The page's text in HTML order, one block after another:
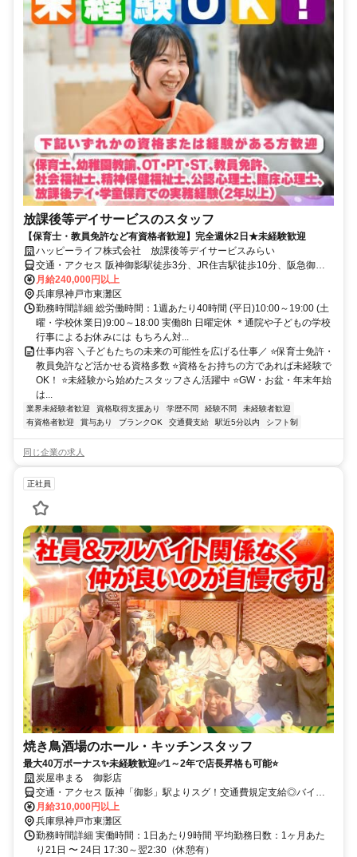
放課後等デイサービスのスタッフ
【保育士・教員免許など有資格者歓迎】完全週休2日★未経験歓迎
ハッピーライフ株式会社 放課後等デイサービスみらい
交通・アクセス 阪神御影駅徒歩3分、JR住吉駅徒歩10分、阪急御影
駅徒歩15分
月給240,000円以上
兵庫県神戸市東灘区
勤務時間詳細 総労働時間：1週あたり40時間 (平日)10:00～19:00 (土
曜・学校休業日)9:00～18:00 実働8h 日曜定休 ＊通院や子どもの学校
行事によるお休みには もちろん対...
仕事内容 ＼子どもたちの未来の可能性を広げる仕事／ ⭐保育士免許・
教員免許など活かせる資格多数 ⭐資格をお持ちの方であれば未経験で
OK！ ⭐未経験から始めたスタッフさん活躍中 ⭐GW・お盆・年末年始
は...
業界未経験者歓迎 資格取得支援あり 学歴不問 経験不問
未経験者歓迎
有資格者歓迎
賞与あり ブランクOK 交通費支給 駅近5分以内 シフト制
同じ企業の求人
正社員
焼き鳥酒場のホール・キッチンスタッフ
最大40万ボーナス✨未経験歓迎✅1～2年で店長昇格も可能⭐️
炭屋串まる 御影店
交通・アクセス 阪神「御影」駅よりスグ！交通費規定支給◎バイク
通勤OK！
月給310,000円以上
兵庫県神戸市東灘区
勤務時間詳細 実働時間：1日あたり9時間 平均勤務日数：1ヶ月あた
り21日 〜 24日 17:30～翌2:30（休憩有）